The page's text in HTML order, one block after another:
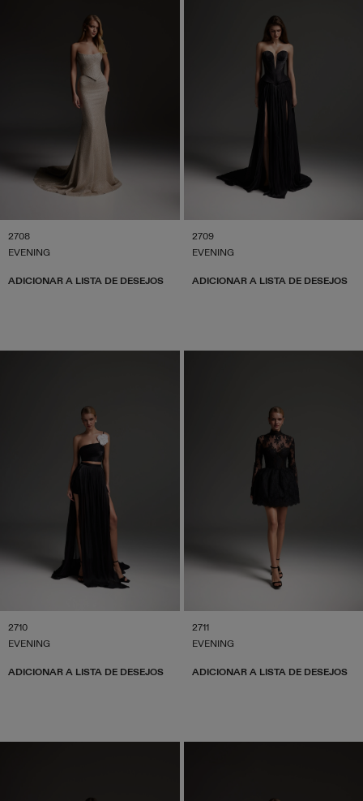
2708
EVENING
ADICIONAR A LISTA DE DESEJOS
2709
EVENING
ADICIONAR A LISTA DE DESEJOS
2710
EVENING
ADICIONAR A LISTA DE DESEJOS
2711
EVENING
ADICIONAR A LISTA DE DESEJOS